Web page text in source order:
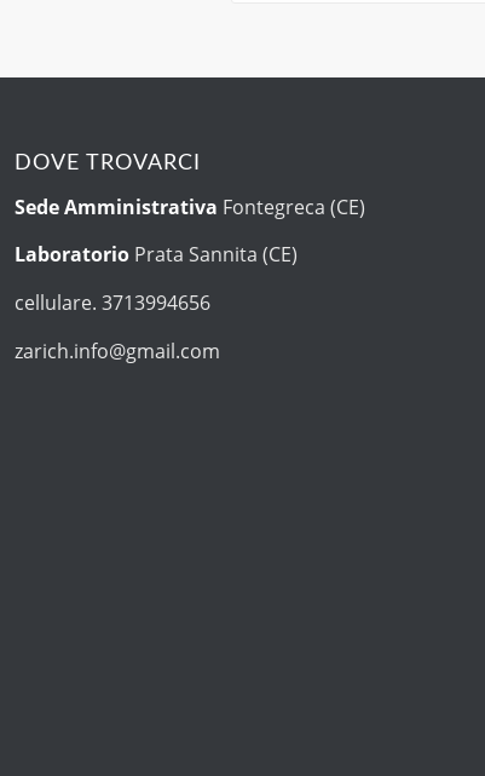
DOVE TROVARCI
Sede Amministrativa Fontegreca (CE)
Laboratorio Prata Sannita (CE)
cellulare. 3713994656
zarich.info@gmail.com